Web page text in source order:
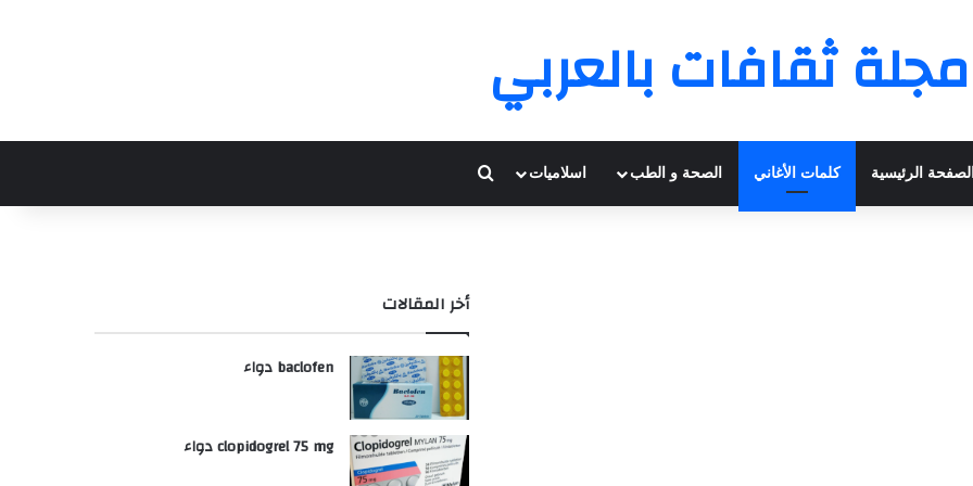
مجلة ثقافات بالعربي
الرئيسية كلمات الأغاني الصحة و الطب اسلاميات
أخر المقالات
baclofen دواء
clopidogrel 75 mg دواء